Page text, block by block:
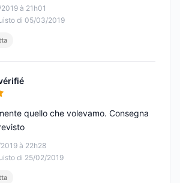
à 21h01
di 05/03/2019
à 22h28
di 25/02/2019
quello che volevamo. Consegna